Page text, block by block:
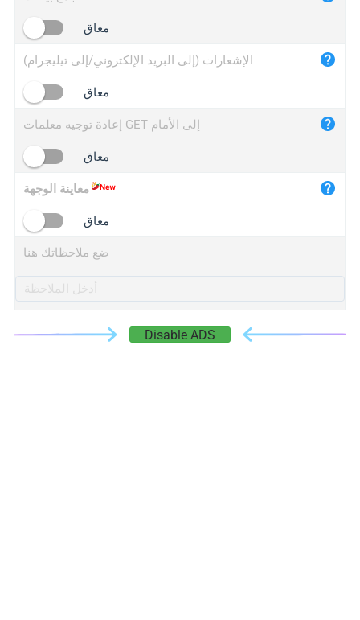
iplogger.cn
معاق
الإشعارات (إلى البريد الإلكتروني/إلى تيليجرام)
معاق
إعادة توجيه معلمات GET إلى الأمام
معاق
معاينة الوجهة
معاق
ضع ملاحظاتك هنا
Disable ADS